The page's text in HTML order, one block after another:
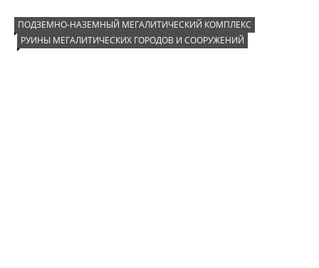
ПОДЗЕМНО-НАЗЕМНЫЙ МЕГАЛИТИЧЕСКИЙ КОМПЛЕКС
РУИНЫ МЕГАЛИТИЧЕСКИХ ГОРОДОВ И СООРУЖЕНИЙ